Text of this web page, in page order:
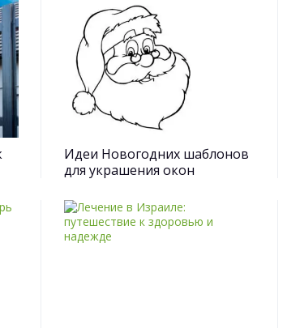
Идеи Новогодних шаблонов
для украшения окон